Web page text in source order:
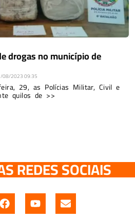
drogas no município de
08/202309:35
29, as Polícias Militar, Civil e
quilos de >>
REDES SOCIAIS